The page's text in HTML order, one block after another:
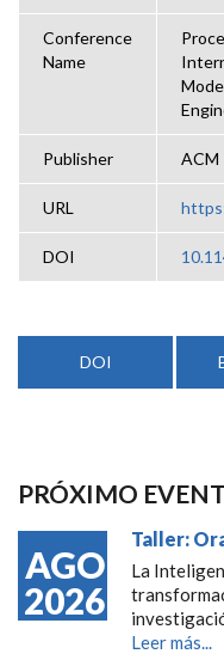
Conference
Name
Publisher ACM
URL
DOI
DOI
PRÓXIMO
AGO
2026
Taller:
La
Leer más...